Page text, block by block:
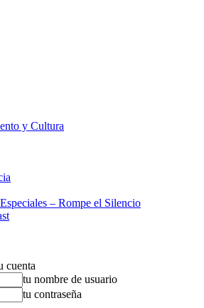
y Cultura
– Rompe el Silencio
cuenta
tu nombre de usuario
tu contraseña